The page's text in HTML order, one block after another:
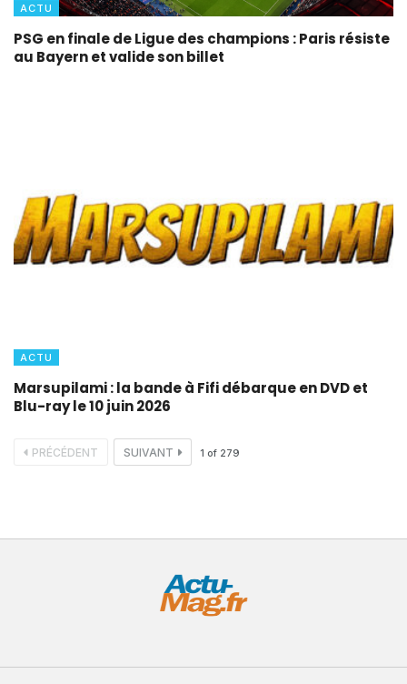
ACTU
PSG en finale de Ligue des champions : Paris résiste
au Bayern et valide son billet
ACTU
Marsupilami : la bande à Fifi débarque en DVD et
Blu-ray le 10 juin 2026
PRÉCÉDENT SUIVANT 1 of 279